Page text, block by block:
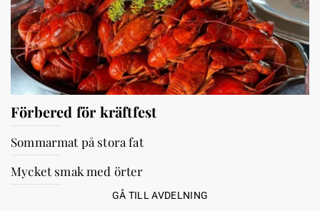
Förbered för kräftfest
Sommarmat på stora fat
Mycket smak med örter
GÅ TILL AVDELNING